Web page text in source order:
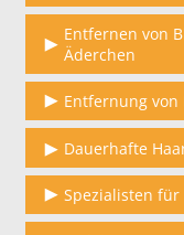
Entfernen von
Äderchen
Entfernung von
Dauerhafte
Spezialisten